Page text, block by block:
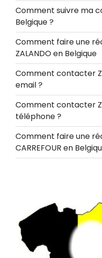
Comment suivre ma
Belgique ?
Comment faire une
ZALANDO en Belgique
Comment contacter
email ?
Comment contacter
téléphone ?
Comment faire une
CARREFOUR en